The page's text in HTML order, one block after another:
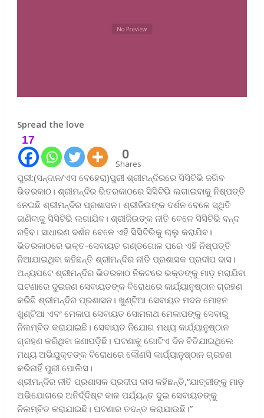
Spread the love
17
0
Shares
ପୁରୀ:(ସନ୍ଦାନ/ଏସ ବେହେରା)ପୁରୀ ଶ୍ରୀମନ୍ଦିରରେ ସିସିଟିଭି ଜଗିବ
ଭିତରକାଠ। ଶ୍ରୀମନ୍ଦିର ଭିତରକାଠରେ ସିସିଟିଭି ଲଗାଇବାକୁ ନିଷ୍ପତ୍ତି
ନେଇଛି ଶ୍ରୀମନ୍ଦିର ପ୍ରଶାସନ। ଶ୍ରୀଜିଉଙ୍କ ଦର୍ଶନ ବେଳେ ସ୍ଥିତି
ଜାଣିବାକୁ ସିସିଟିଭି ଲଗାଯିବ। ଶ୍ରୀଜିଉଙ୍କ ନୀତି ବେଳେ ସିସିଟିଭି ବନ୍ଦ
ରହିବ। ସାଧାରଣ ଦର୍ଶନ ବେଳେ ଏହି ସିସିଟିଭିକୁ ଚାଲୁ କରାଯିବ।
ଭିତରକାଠରେ ଭକ୍ତ-ସେବାୟତ ଗଣ୍ଡଗୋଳ ପରେ ଏହି ନିଷ୍ପତ୍ତି
ନିଆଯାଇଥିବା କହିଛନ୍ତି ଶ୍ରୀମନ୍ଦିର ନୀତି ପ୍ରଶାସକ ପ୍ରଦୀପ ଦାସ।
ଅନ୍ୟପଟେ ଶ୍ରୀମନ୍ଦିର ଭିତରକାଠ ନିକଟରେ ଭକ୍ତଙ୍କୁ ମାଡ଼ ମରାଯିବା
ଘଟଣାରେ ଦୁଇଜଣ ସେବାୟତଙ୍କ ବିରୋଧରେ କାର୍ଯ୍ୟାନୁଷ୍ଠାନ ଗ୍ରହଣ
କରିଛି ଶ୍ରୀମନ୍ଦିର ପ୍ରଶାସନ। ଖୁଣ୍ଟିଆ ସେବାୟତ ମଦନ ମୋହନ
ଖୁଣ୍ଟିଆ ଏବଂ ମେକାପ ସେବାୟତ ସୋମନାଥ ମେକାପଙ୍କୁ ସେବାରୁ
ନିଲମ୍ବିତ କରାଯାଇଛି। ସେବାୟତ ନିଯୋଗ ମଧ୍ୟ କାର୍ଯ୍ୟାନୁଷ୍ଠାନ
ଗ୍ରହଣ କରିଥିବା ଜଣାପଡ଼ିଛି। ଘଟଣାକୁ ଗୋଟିଏ ଦିନ ବିତିଯାଇଥିଲେ
ମଧ୍ୟ ଅଭିଯୁକ୍ତଙ୍କ ବିରୋଧରେ କୌଣସି କାର୍ଯ୍ୟାନୁଷ୍ଠାନ ଗ୍ରହଣ
କରିନାହିଁ ପୁରୀ ପୋଲିସ।
ଶ୍ରୀମନ୍ଦିର ନୀତି ପ୍ରଶାସକ ପ୍ରଦୀପ ଦାସ କହିଛନ୍ତି,“ଯାତ୍ରୀଙ୍କୁ ମାଡ଼
ଅଭିଯୋଗରେ ଅନିର୍ଦ୍ଦିଷ୍ଟ କାଳ ପର୍ଯ୍ୟନ୍ତ ଦୁଇ ସେବାୟତଙ୍କୁ
ନିଲମ୍ବିତ କରାଯାଇଛି। ଘଟଣାର ତଦନ୍ତ କରାଯାଉଛି।”